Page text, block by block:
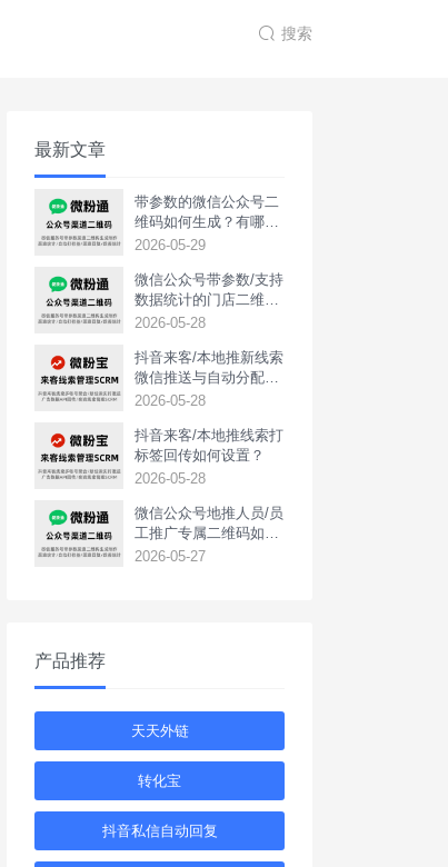
搜索
最新文章
带参数的微信公众号二
维码如何生成？有哪些
用途？
2026-05-29
微信公众号带参数/支持
数据统计的门店二维码
如何生成？
2026-05-28
抖音来客/本地推新线索
微信推送与自动分配如
何实现？
2026-05-28
抖音来客/本地推线索打
标签回传如何设置？
2026-05-28
‌微信公众号地推人员/员
工推广专属二维码如何
生成？
2026-05-27
产品推荐
天天外链
转化宝
抖音私信自动回复